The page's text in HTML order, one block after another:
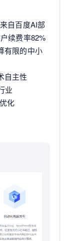
自百度AI部
续费率82%
有限的中小
自主性
业
化